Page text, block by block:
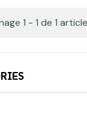
1 - 1 de 1 article